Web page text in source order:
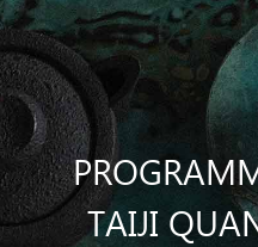
TAIJI